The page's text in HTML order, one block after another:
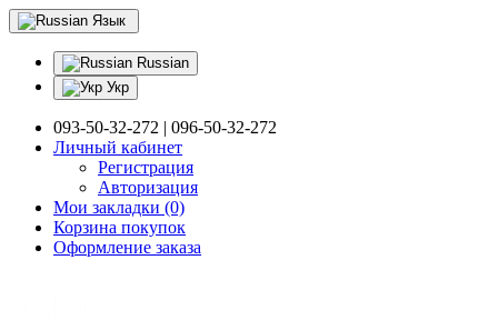
Язык
Russian
Укр
093-50-32-272 | 096-50-32-272
Личный кабинет
Регистрация
Авторизация
Мои закладки (0)
Корзина покупок
Оформление заказа